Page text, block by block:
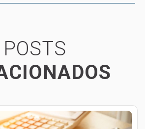
POSTS